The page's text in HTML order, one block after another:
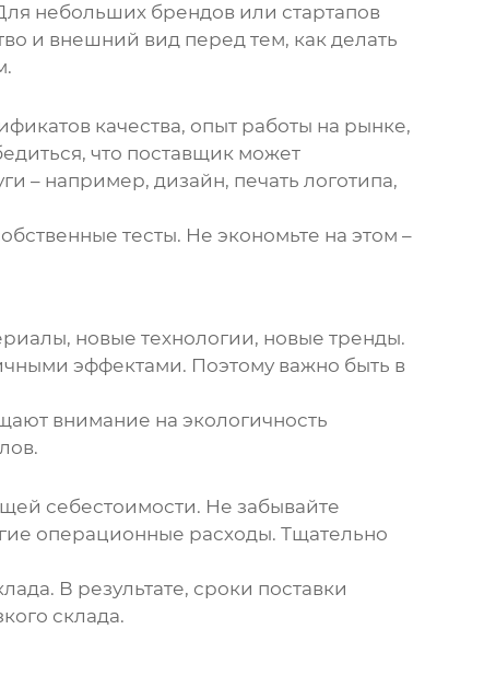
небольших брендов или стартапов
и внешний вид перед тем, как делать
качества, опыт работы на рынке,
что поставщик может
– например, дизайн, печать логотипа,
тесты. Не экономьте на этом –
новые технологии, новые тренды.
эффектами. Поэтому важно быть в
внимание на экологичность
себестоимости. Не забывайте
операционные расходы. Тщательно
В результате, сроки поставки
склада.